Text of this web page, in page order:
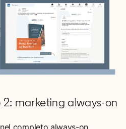
marketing always-on